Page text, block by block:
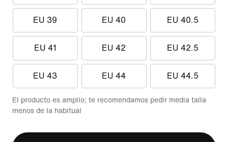
EU 39 EU 40 EU 40.5
EU 41 EU 42 EU 42.5
EU 43 EU 44 EU 44.5
El producto es amplio; te recomendamos pedir media talla
menos de la habitual